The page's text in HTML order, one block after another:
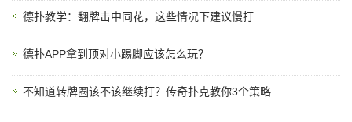
德扑教学：翻牌击中同花，这些情况下建议慢打
德扑APP拿到顶对小踢脚应该怎么玩？
不知道转牌圈该不该继续打？传奇扑克教你3个策略